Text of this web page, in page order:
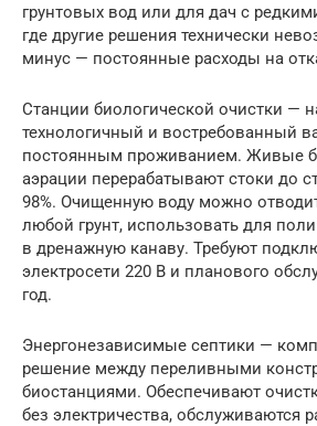
грунтовых вод или для дач с
где другие решения технически
минус — постоянные расходы на
Станции биологической очистки —
технологичный и востребованный
постоянным проживанием. Живые
аэрации перерабатывают стоки до
98%. Очищенную воду можно
любой грунт, использовать для
в дренажную канаву. Требуют
электросети 220 В и планового
год.
Энергонезависимые септики —
решение между переливными
биостанциями. Обеспечивают
без электричества, обслуживаются